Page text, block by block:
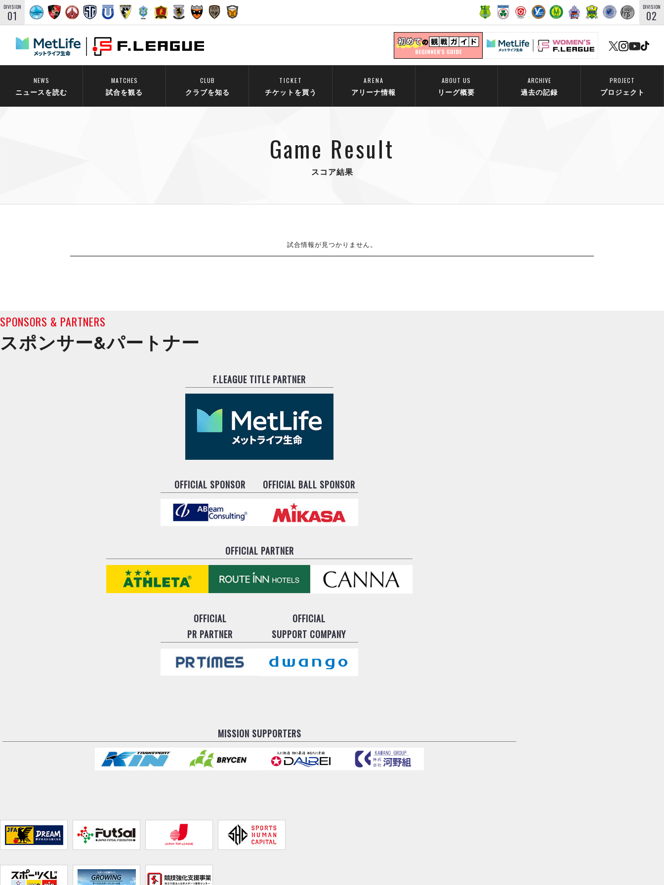
DIVISION
01
DIVISION
02
NEWS
ニュースを読む
MATCHES
試合を観る
CLUB
クラブを知る
TICKET
チケットを買う
ARENA
アリーナ情報
ABOUT US
リーグ概要
ARCHIVE
過去の記録
PROJECT
プロジェクト
Game Result
スコア結果
試合情報が見つかりません。
SPONSORS & PARTNERS
スポンサー&パートナー
F.LEAGUE TITLE PARTNER
OFFICIAL SPONSOR OFFICIAL BALL SPONSOR
OFFICIAL PARTNER
OFFICIAL
PR PARTNER
OFFICIAL
SUPPORT COMPANY
MISSION SUPPORTERS